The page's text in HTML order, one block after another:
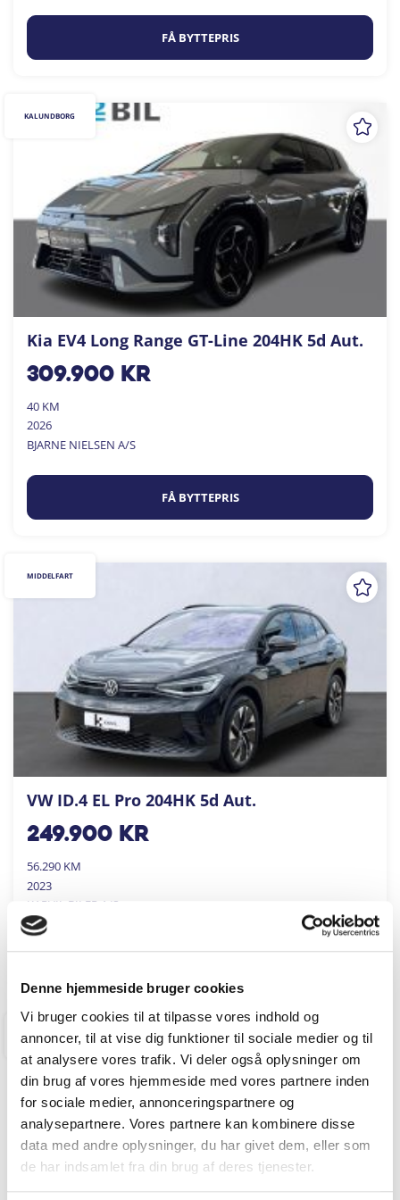
Denne hjemmeside bruger cookies
Vi bruger cookies til at tilpasse vores indhold og
annoncer, til at vise dig funktioner til sociale medier og til
at analysere vores trafik. Vi deler også oplysninger om
din brug af vores hjemmeside med vores partnere inden
for sociale medier, annonceringspartnere og
analysepartnere. Vores partnere kan kombinere disse
data med andre oplysninger, du har givet dem, eller som
de har indsamlet fra din brug af deres tjenester.
FÅ BYTTEPRIS
Kia EV4 Long Range GT-Line 204HK 5d Aut.
309.900kr
40 KM
2026
BJARNE NIELSEN A/S
FÅ BYTTEPRIS
KALUNDBORG
VW ID.4 EL Pro 204HK 5d Aut.
249.900kr
56.290 KM
2023
KARVIL BILER A/S
MIDDELFART
RINGKØBING